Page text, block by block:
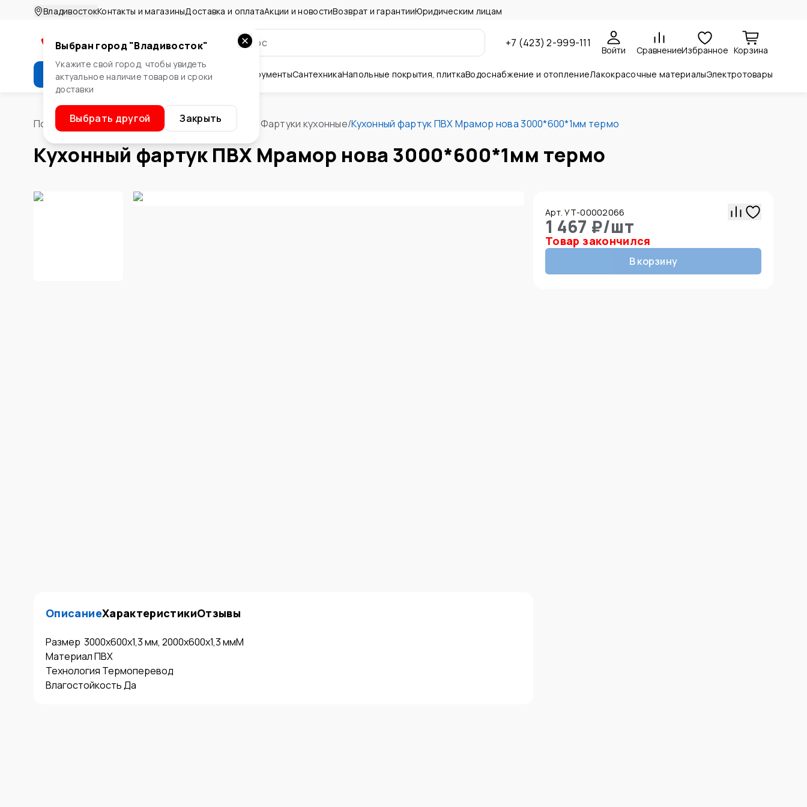
ВладивостокКонтакты и магазиныДоставка и оплатаАкции и новостиВозврат и гарантииЮридическим лицам
+7 (423) 2-999-111
Войти СравнениеИзбранное Корзина
Каталог Стройматериалы ИнструментыСантехникаНапольные покрытия, плиткаВодоснабжение и отоплениеЛакокрасочные материалыЭлектротовары
Выбран город "Владивосток"
Укажите свой город, чтобы увидеть
актуальное наличие товаров и сроки
доставки
Выбрать другой Закрыть
Помощник/Стены и потолок Стеновые панели Фартуки кухонные/Кухонный фартук ПВХ Мрамор нова 3000*600*1мм термо
Кухонный фартук ПВХ Мрамор нова 3000*600*1мм термо
ОписаниеХарактеристикиОтзывы
Размер  3000x600x1,3 мм, 2000x600x1,3 ммМ
Материал ПВХ
Технология Термоперевод
Влагостойкость Да
Арт. УТ-00002066
1 467 ₽/шт
Товар закончился
В корзину